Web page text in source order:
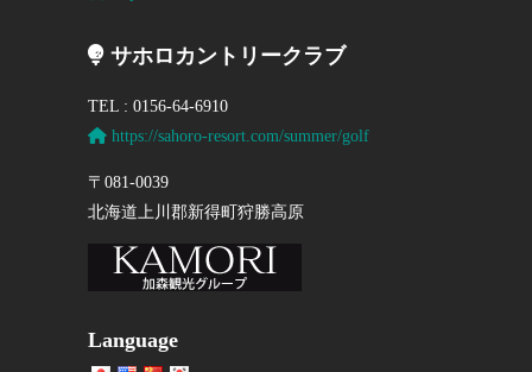
サホロカントリークラブ
TEL : 0156-64-6910
https://sahoro-resort.com/summer/golf
〒081-0039
北海道上川郡新得町狩勝高原
Language